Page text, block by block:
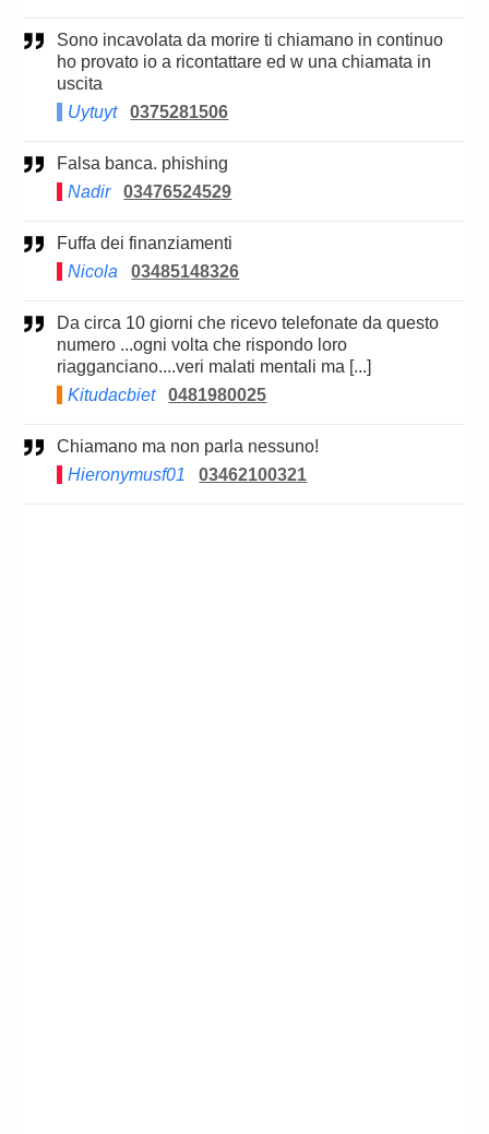
Sono incavolata da morire ti chiamano in continuo
ho provato io a ricontattare ed w una chiamata in
uscita
Uytuyt
0375281506
Falsa banca. phishing
Nadir
03476524529
Fuffa dei finanziamenti
Nicola
03485148326
Da circa 10 giorni che ricevo telefonate da questo
numero ...ogni volta che rispondo loro
riagganciano....veri malati mentali ma [...]
Kitudacbiet
0481980025
Chiamano ma non parla nessuno!
Hieronymusf01
03462100321